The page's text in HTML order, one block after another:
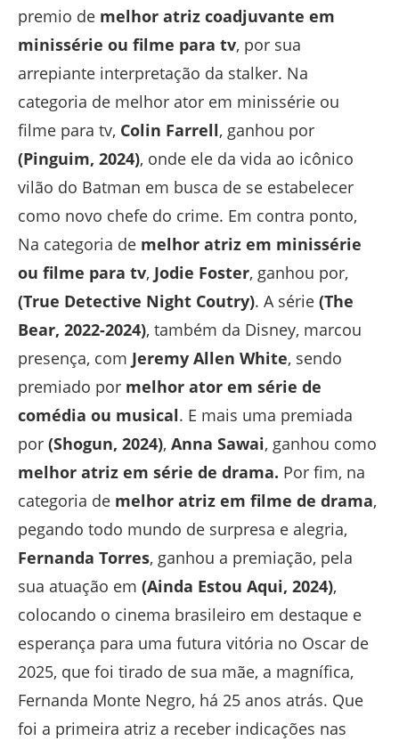
premio de melhor atriz coadjuvante em
minissérie ou filme para tv, por sua
arrepiante interpretação da stalker. Na
categoria de melhor ator em minissérie ou
filme para tv, Colin Farrell, ganhou por
(Pinguim, 2024), onde ele da vida ao icônico
vilão do Batman em busca de se estabelecer
como novo chefe do crime. Em contra ponto,
Na categoria de melhor atriz em minissérie
ou filme para tv, Jodie Foster, ganhou por,
(True Detective Night Coutry). A série (The
Bear, 2022-2024), também da Disney, marcou
presença, com Jeremy Allen White, sendo
premiado por melhor ator em série de
comédia ou musical. E mais uma premiada
por (Shogun, 2024), Anna Sawai, ganhou como
melhor atriz em série de drama. Por fim, na
categoria de melhor atriz em filme de drama,
pegando todo mundo de surpresa e alegria,
Fernanda Torres, ganhou a premiação, pela
sua atuação em (Ainda Estou Aqui, 2024),
colocando o cinema brasileiro em destaque e
esperança para uma futura vitória no Oscar de
2025, que foi tirado de sua mãe, a magnífica,
Fernanda Monte Negro, há 25 anos atrás. Que
foi a primeira atriz a receber indicações nas